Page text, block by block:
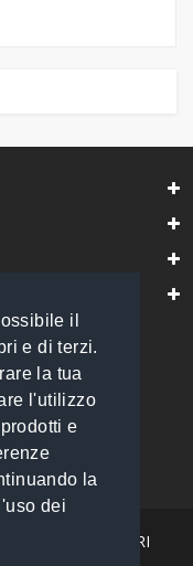
il
e di terzi.
la tua
l'utilizzo
e
la
dei
I NOSTRI CORRIERI